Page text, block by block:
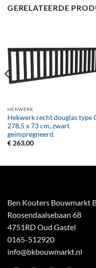
GERELATEERDE
HEKWERK
Hekwerk recht douglas type
278,5 x 73 cm, zwart
geïmpregneerd.
€263,00
Ben Kouters Bouwmarkt
Roosendaalsebaan 68
4751RD Oud Gastel
0165-512920
info@bkbouwmarkt.nl